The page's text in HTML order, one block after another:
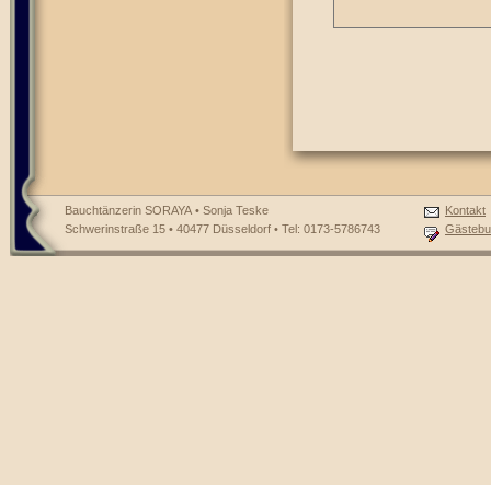
Bauchtänzerin SORAYA • Sonja Teske
Schwerinstraße 15 • 40477 Düsseldorf • Tel: 0173-5786743
Kontakt